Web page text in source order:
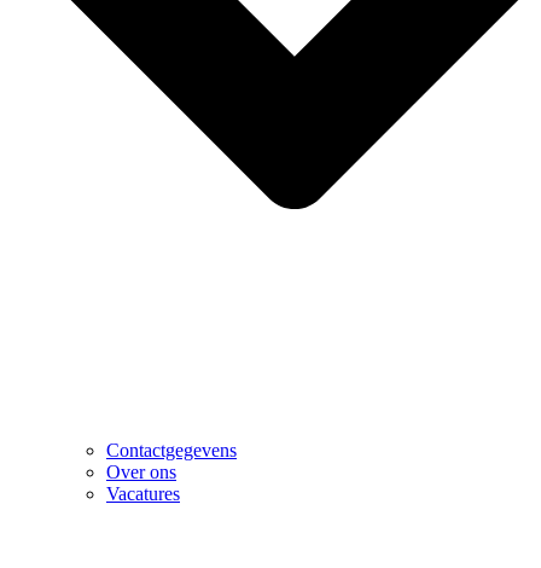
Contactgegevens
Over ons
Vacatures